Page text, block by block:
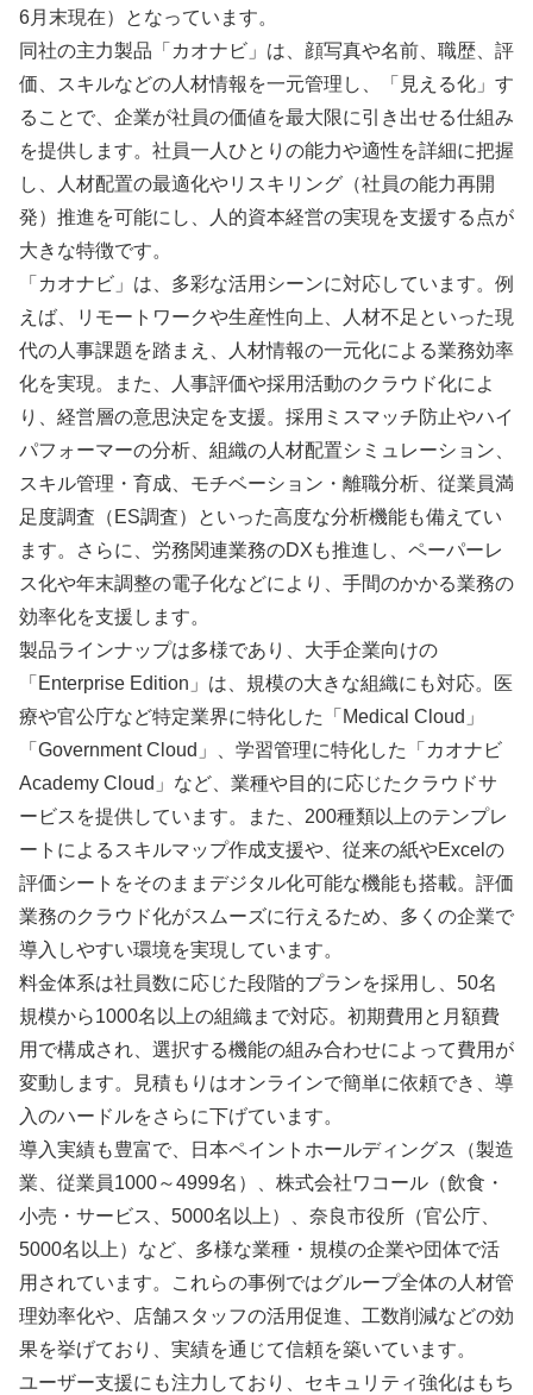
6月末現在）となっています。
同社の主力製品「カオナビ」は、顔写真や名前、職歴、評
価、スキルなどの人材情報を一元管理し、「見える化」す
ることで、企業が社員の価値を最大限に引き出せる仕組み
を提供します。社員一人ひとりの能力や適性を詳細に把握
し、人材配置の最適化やリスキリング（社員の能力再開
発）推進を可能にし、人的資本経営の実現を支援する点が
大きな特徴です。
「カオナビ」は、多彩な活用シーンに対応しています。例
えば、リモートワークや生産性向上、人材不足といった現
代の人事課題を踏まえ、人材情報の一元化による業務効率
化を実現。また、人事評価や採用活動のクラウド化によ
り、経営層の意思決定を支援。採用ミスマッチ防止やハイ
パフォーマーの分析、組織の人材配置シミュレーション、
スキル管理・育成、モチベーション・離職分析、従業員満
足度調査（ES調査）といった高度な分析機能も備えてい
ます。さらに、労務関連業務のDXも推進し、ペーパーレ
ス化や年末調整の電子化などにより、手間のかかる業務の
効率化を支援します。
製品ラインナップは多様であり、大手企業向けの
「Enterprise Edition」は、規模の大きな組織にも対応。医
療や官公庁など特定業界に特化した「Medical Cloud」
「Government Cloud」、学習管理に特化した「カオナビ
Academy Cloud」など、業種や目的に応じたクラウドサ
ービスを提供しています。また、200種類以上のテンプレ
ートによるスキルマップ作成支援や、従来の紙やExcelの
評価シートをそのままデジタル化可能な機能も搭載。評価
業務のクラウド化がスムーズに行えるため、多くの企業で
導入しやすい環境を実現しています。
料金体系は社員数に応じた段階的プランを採用し、50名
規模から1000名以上の組織まで対応。初期費用と月額費
用で構成され、選択する機能の組み合わせによって費用が
変動します。見積もりはオンラインで簡単に依頼でき、導
入のハードルをさらに下げています。
導入実績も豊富で、日本ペイントホールディングス（製造
業、従業員1000～4999名）、株式会社ワコール（飲食・
小売・サービス、5000名以上）、奈良市役所（官公庁、
5000名以上）など、多様な業種・規模の企業や団体で活
用されています。これらの事例ではグループ全体の人材管
理効率化や、店舗スタッフの活用促進、工数削減などの効
果を挙げており、実績を通じて信頼を築いています。
ユーザー支援にも注力しており、セキュリティ強化はもち